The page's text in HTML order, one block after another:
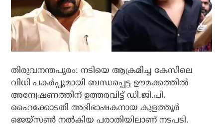
തിരുവനന്തപുരം: നടിയെ ആക്രമിച്ച കേസിലെ
വിധി പകര്‍പ്പുമായി ബന്ധപ്പെട്ട ഊമക്കത്തില്‍
അന്വേഷണത്തിന് ഉത്തരവിട്ട് ഡി.ജി.പി.
ഹൈക്കോടതി അഭിഭാഷകനായ കുളത്തൂര്‍
ജെയ്സണ്‍ നല്‍കിയ പരാതിയിലാണ് നടപടി.